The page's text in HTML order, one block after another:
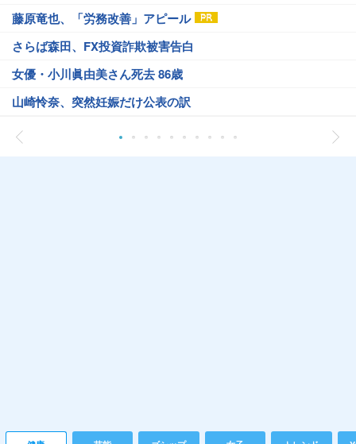
藤原竜也、「労務改善」アピール
さらば森田、FX投資詐欺被害告白
女優・小川眞由美さん死去 86歳
山崎怜奈、突然妊娠だけ公表の訳